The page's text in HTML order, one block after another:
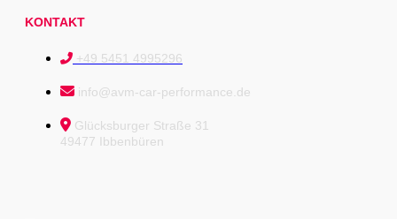
KONTAKT
+49 5451 4995296
info@avm-car-performance.de
Glücksburger Straße 31
49477 Ibbenbüren